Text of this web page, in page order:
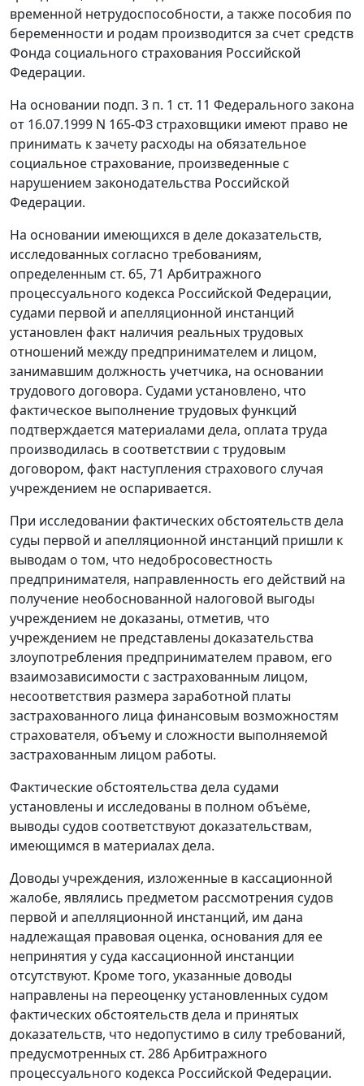
временной нетрудоспособности, а также пособия по
беременности и родам производится за счет средств
Фонда социального страхования Российской
Федерации.
На основании подп. 3 п. 1 ст. 11 Федерального закона
от 16.07.1999 N 165-ФЗ страховщики имеют право не
принимать к зачету расходы на обязательное
социальное страхование, произведенные с
нарушением законодательства Российской
Федерации.
На основании имеющихся в деле доказательств,
исследованных согласно требованиям,
определенным ст. 65, 71 Арбитражного
процессуального кодекса Российской Федерации,
судами первой и апелляционной инстанций
установлен факт наличия реальных трудовых
отношений между предпринимателем и лицом,
занимавшим должность учетчика, на основании
трудового договора. Судами установлено, что
фактическое выполнение трудовых функций
подтверждается материалами дела, оплата труда
производилась в соответствии с трудовым
договором, факт наступления страхового случая
учреждением не оспаривается.
При исследовании фактических обстоятельств дела
суды первой и апелляционной инстанций пришли к
выводам о том, что недобросовестность
предпринимателя, направленность его действий на
получение необоснованной налоговой выгоды
учреждением не доказаны, отметив, что
учреждением не представлены доказательства
злоупотребления предпринимателем правом, его
взаимозависимости с застрахованным лицом,
несоответствия размера заработной платы
застрахованного лица финансовым возможностям
страхователя, объему и сложности выполняемой
застрахованным лицом работы.
Фактические обстоятельства дела судами
установлены и исследованы в полном объёме,
выводы судов соответствуют доказательствам,
имеющимся в материалах дела.
Доводы учреждения, изложенные в кассационной
жалобе, являлись предметом рассмотрения судов
первой и апелляционной инстанций, им дана
надлежащая правовая оценка, основания для ее
непринятия у суда кассационной инстанции
отсутствуют. Кроме того, указанные доводы
направлены на переоценку установленных судом
фактических обстоятельств дела и принятых
доказательств, что недопустимо в силу требований,
предусмотренных ст. 286Арбитражного
процессуального кодекса Российской Федерации.